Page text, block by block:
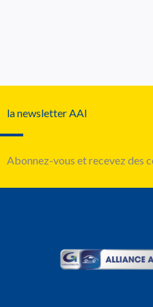
la newsletter AAI
Abonnez-vous et recevez des